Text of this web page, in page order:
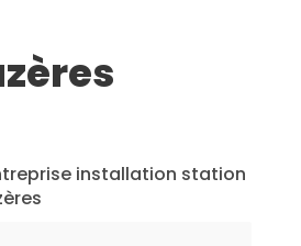
installation station